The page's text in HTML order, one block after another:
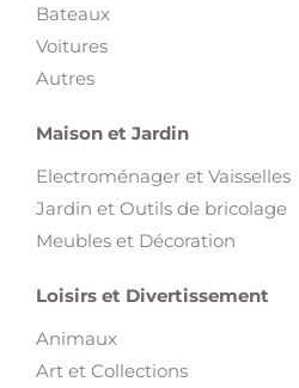
Bateaux
Voitures
Autres
Maison et Jardin
Electroménager et Vaisselles
Jardin et Outils de bricolage
Meubles et Décoration
Loisirs et Divertissement
Animaux
Art et Collections